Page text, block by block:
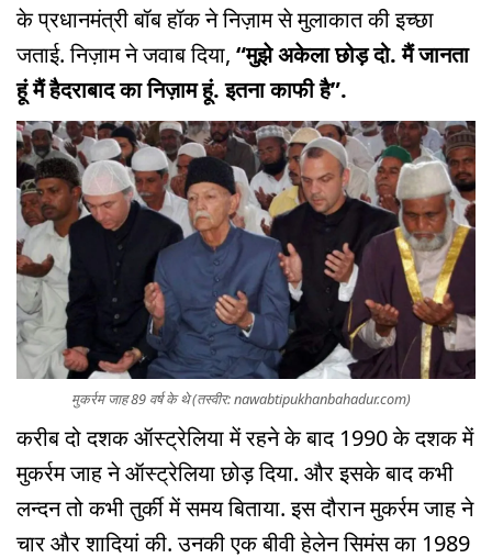
के प्रधानमंत्री बॉब हॉक ने निज़ाम से मुलाकात की इच्छा
जताई. निज़ाम ने जवाब दिया, “मुझे अकेला छोड़ दो. मैं जानता
हूं मैं हैदराबाद का निज़ाम हूं. इतना काफी है”.
मुकर्रम जाह 89 वर्ष के थे (तस्वीर: nawabtipukhanbahadur.com)
करीब दो दशक ऑस्ट्रेलिया में रहने के बाद 1990 के दशक में
मुकर्रम जाह ने ऑस्ट्रेलिया छोड़ दिया. और इसके बाद कभी
लन्दन तो कभी तुर्की में समय बिताया. इस दौरान मुकर्रम जाह ने
चार और शादियां की. उनकी एक बीवी हेलेन सिमंस का 1989